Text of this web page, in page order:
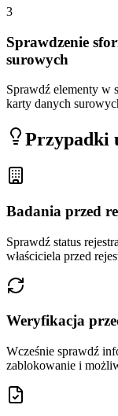
3
Sprawdzenie
surowych
Sprawdź elementy w
karty danych
Przypadki
Badania przed
Sprawdź status
właściciela przed
Weryfikacja
Wcześnie sprawdź
zablokowanie i